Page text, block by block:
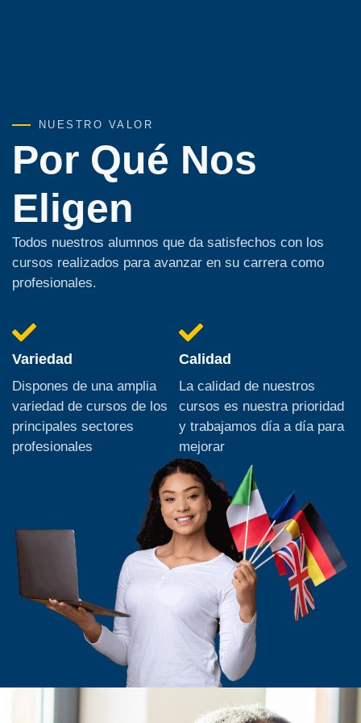
NUESTRO VALOR
Por Qué Nos
Eligen
Todos nuestros alumnos que da satisfechos con los
cursos realizados para avanzar en su carrera como
profesionales.
Variedad
Dispones de una amplia
variedad de cursos de los
principales sectores
profesionales
Calidad
La calidad de nuestros
cursos es nuestra prioridad
y trabajamos día a día para
mejorar